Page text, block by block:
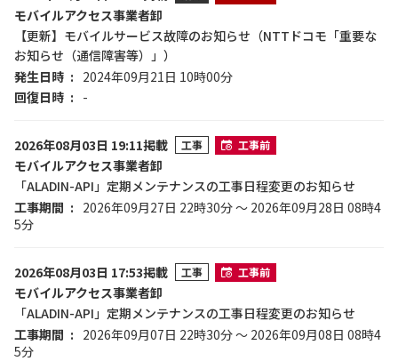
モバイルアクセス事業者卸
【更新】モバイルサービス故障のお知らせ（NTTドコモ「重要な
お知らせ（通信障害等）」）
発生日時
2024年09月21日 10時00分
回復日時
-
2026年08月03日 19:11掲載 工事 工事前
モバイルアクセス事業者卸
「ALADIN-API」定期メンテナンスの工事日程変更のお知らせ
工事期間
2026年09月27日 22時30分 ～ 2026年09月28日 08時4
5分
2026年08月03日 17:53掲載 工事 工事前
モバイルアクセス事業者卸
「ALADIN-API」定期メンテナンスの工事日程変更のお知らせ
工事期間
2026年09月07日 22時30分 ～ 2026年09月08日 08時4
5分